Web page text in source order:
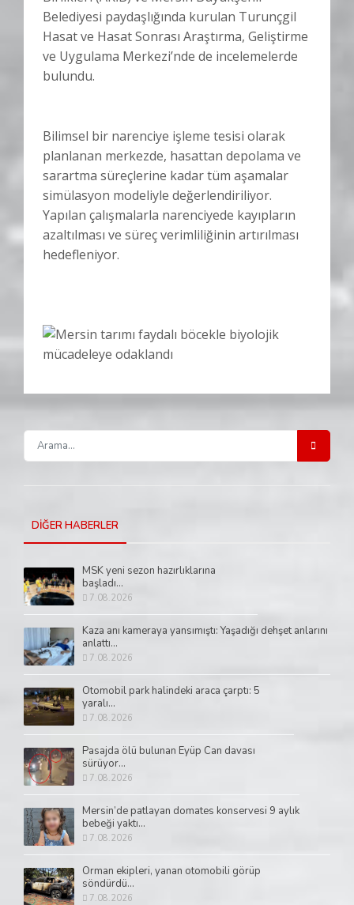
Belediyesi paydaşlığında kurulan Turunçgil
Hasat ve Hasat Sonrası Araştırma, Geliştirme
ve Uygulama Merkezi’nde de incelemelerde
bulundu.
Bilimsel bir narenciye işleme tesisi olarak
planlanan merkezde, hasattan depolama ve
sarartma süreçlerine kadar tüm aşamalar
simülasyon modeliyle değerlendiriliyor.
Yapılan çalışmalarla narenciyede kayıpların
azaltılması ve süreç verimliliğinin artırılması
hedefleniyor.
DİĞER HABERLER
MSK yeni sezon hazırlıklarına
başladı...
7.08.2026
Kaza anı kameraya yansımıştı: Yaşadığı dehşet anlarını
anlattı...
7.08.2026
Otomobil park halindeki araca çarptı: 5
yaralı...
7.08.2026
Pasajda ölü bulunan Eyüp Can davası
sürüyor...
7.08.2026
Mersin’de patlayan domates konservesi 9 aylık
bebeği yaktı...
7.08.2026
Orman ekipleri, yanan otomobili görüp
söndürdü...
7.08.2026